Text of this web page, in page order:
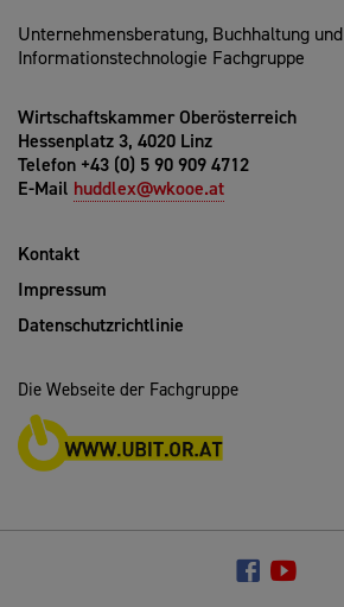
Unternehmensberatung, Buchhaltung und
Informationstechnologie Fachgruppe
Wirtschaftskammer Oberösterreich
Hessenplatz 3, 4020 Linz
Telefon +43 (0) 5 90 909 4712
E-Mail huddlex@wkooe.at
Kontakt
Impressum
Datenschutzrichtlinie
Die Webseite der Fachgruppe